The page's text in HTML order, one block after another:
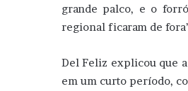
grande palco, e o
regional ficaram de
Del Feliz explicou que
em um curto período,